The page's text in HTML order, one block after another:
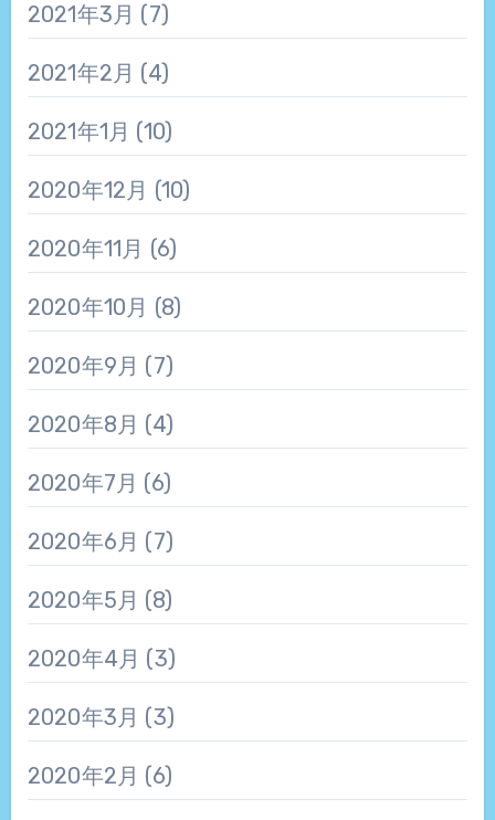
2021年3月 (7)
2021年2月 (4)
2021年1月 (10)
2020年12月 (10)
2020年11月 (6)
2020年10月 (8)
2020年9月 (7)
2020年8月 (4)
2020年7月 (6)
2020年6月 (7)
2020年5月 (8)
2020年4月 (3)
2020年3月 (3)
2020年2月 (6)